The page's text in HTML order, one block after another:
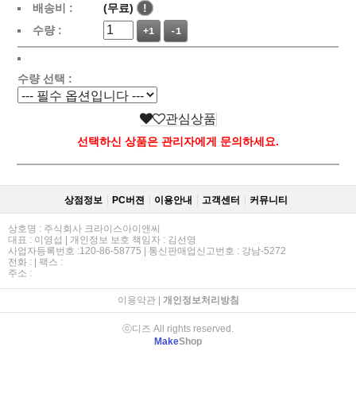
배송비 :
(무료)
!
수량 :
+1 -1
수량 선택 :
관심상품
선택하신 상품은 관리자에게 문의하세요.
상점정보 PC버젼 이용안내 고객센터 커뮤니티
상호명 : 주식회사 크라이스아이앤씨
대표 : 이영섭 | 개인정보 보호 책임자 : 김선영
사업자등록번호 :120-86-58775 | 통신판매업신고번호 : 강남-5272
전화 : | 팩스 :
주소 :
이용약관| 개인정보처리방침
ⓒ디즈 All rights reserved.
MakeShop